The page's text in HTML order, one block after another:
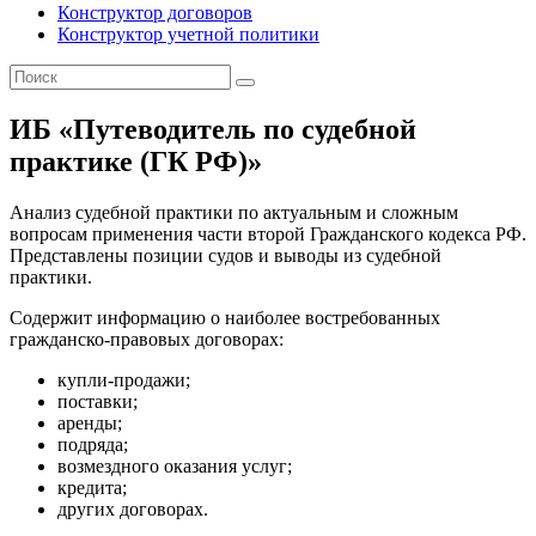
Конструктор договоров
Конструктор учетной политики
ИБ «Путеводитель по судебной
практике (ГК РФ)»
Анализ судебной практики по актуальным и сложным
вопросам применения части второй Гражданского кодекса РФ.
Представлены позиции судов и выводы из судебной
практики.
Содержит информацию о наиболее востребованных
гражданско-правовых договорах:
купли-продажи;
поставки;
аренды;
подряда;
возмездного оказания услуг;
кредита;
других договорах.